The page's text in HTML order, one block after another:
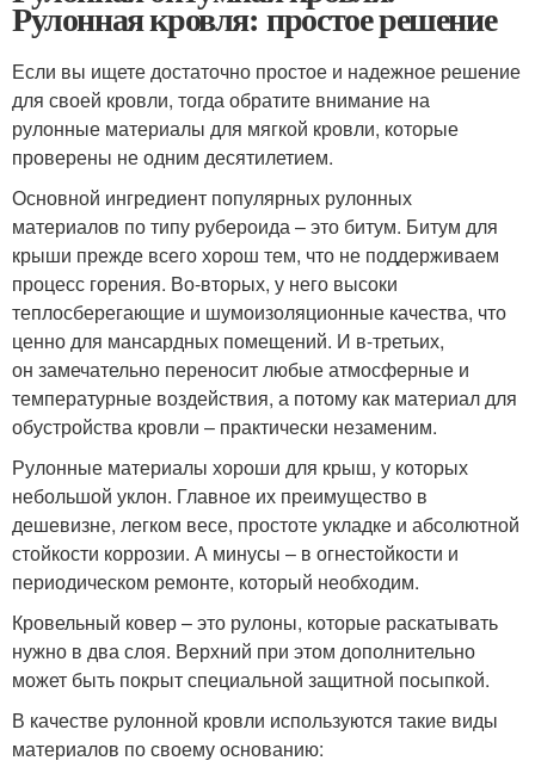
Рулонная кровля: простое решение
Если вы ищете достаточно простое и надежное решение
для своей кровли, тогда обратите внимание на
рулонные материалы для мягкой кровли, которые
проверены не одним десятилетием.
Основной ингредиент популярных рулонных
материалов по типу рубероида – это битум. Битум для
крыши прежде всего хорош тем, что не поддерживаем
процесс горения. Во-вторых, у него высоки
теплосберегающие и шумоизоляционные качества, что
ценно для мансардных помещений. И в-третьих,
он замечательно переносит любые атмосферные и
температурные воздействия, а потому как материал для
обустройства кровли – практически незаменим.
Рулонные материалы хороши для крыш, у которых
небольшой уклон. Главное их преимущество в
дешевизне, легком весе, простоте укладке и абсолютной
стойкости коррозии. А минусы – в огнестойкости и
периодическом ремонте, который необходим.
Кровельный ковер – это рулоны, которые раскатывать
нужно в два слоя. Верхний при этом дополнительно
может быть покрыт специальной защитной посыпкой.
В качестве рулонной кровли используются такие виды
материалов по своему основанию: